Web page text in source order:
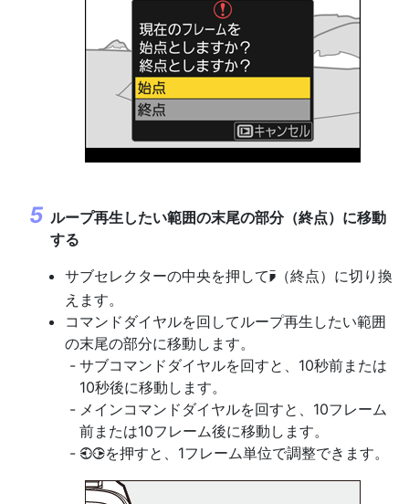
ループ再生したい範囲の末尾の部分（終点）に移動
する
サブセレクターの中央を押してx （終点）に切り換
えます。
コマンドダイヤルを回してループ再生したい範囲
の末尾の部分に移動します。
サブコマンドダイヤルを回すと、10秒前または
10秒後に移動します。
メインコマンドダイヤルを回すと、10フレーム
前または10フレーム後に移動します。
42を押すと、1フレーム単位で調整できます。